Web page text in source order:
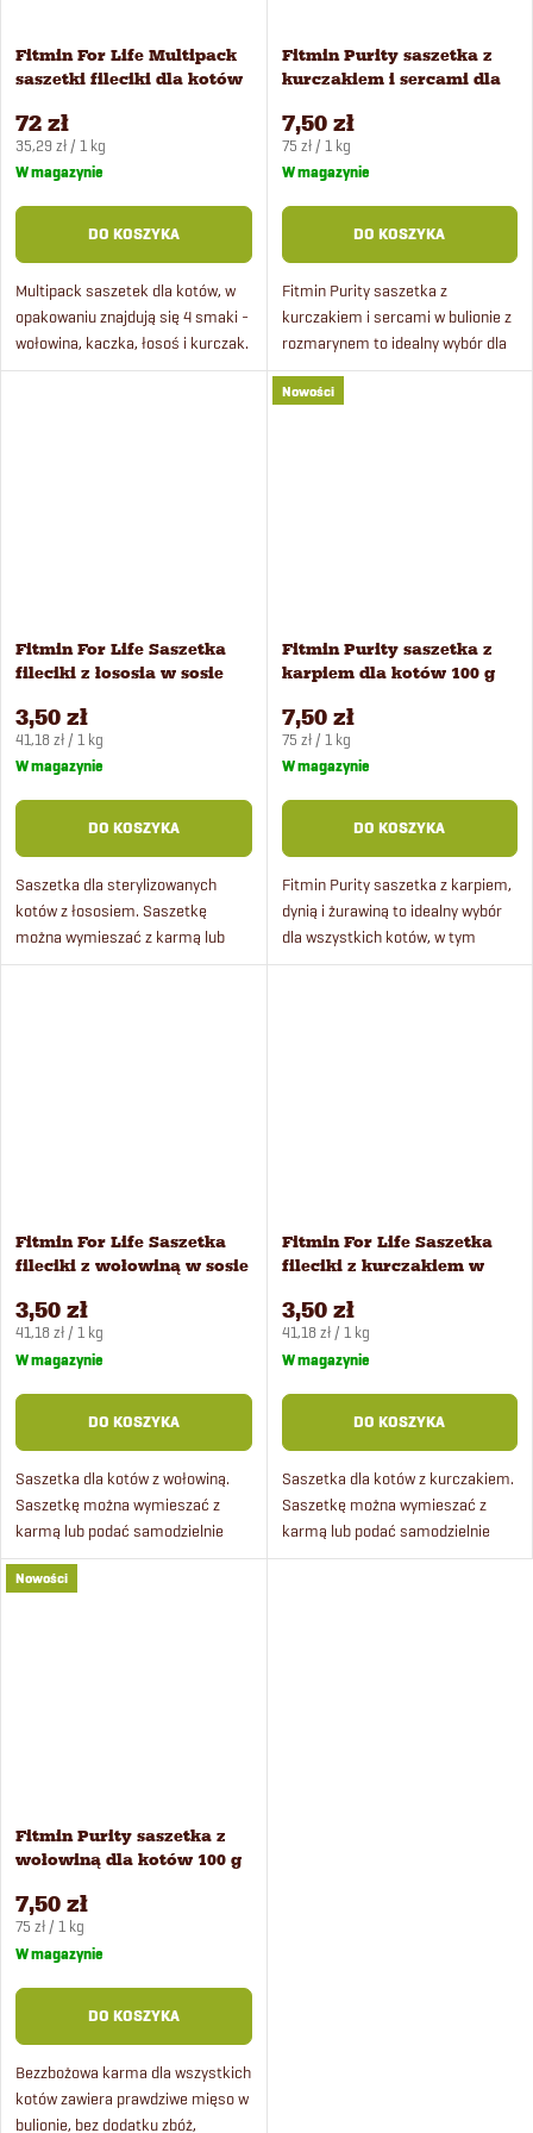
t
ó
w
Fitmin For Life Multipack
saszetki fileciki dla kotów
72 zł
Cena
jednostkowa:
35,29 zł / 1 kg
W magazynie
DO KOSZYKA
Multipack saszetek dla kotów, w
opakowaniu znajdują się 4 smaki -
wołowina, kaczka, łosoś i kurczak.
Każdy kot doceni soczyste
Fitmin Purity saszetka z
kurczakiem i sercami dla
7,50 zł
Cena
jednostkowa:
75 zł / 1 kg
W magazynie
DO KOSZYKA
Fitmin Purity saszetka z
kurczakiem i sercami w bulionie z
rozmarynem to idealny wybór dla
wszystkich kotów, w tym kociąt.
Te pyszne 100 g saszetki
Fitmin For Life Saszetka
fileciki z łososia w sosie
3,50 zł
Cena
jednostkowa:
41,18 zł / 1 kg
W magazynie
DO KOSZYKA
Saszetka dla sterylizowanych
kotów z łososiem. Saszetkę
można wymieszać z karmą lub
podać samodzielnie jako dodatek.
Nowości
Fitmin Purity saszetka z
karpiem dla kotów 100 g
7,50 zł
Cena
jednostkowa:
75 zł / 1 kg
W magazynie
DO KOSZYKA
Fitmin Purity saszetka z karpiem,
dynią i żurawiną to idealny wybór
dla wszystkich kotów, w tym
kociąt. Te pyszne 100 g saszetki
Fitmin For Life Saszetka
fileciki z wołowiną w sosie
3,50 zł
Cena
jednostkowa:
41,18 zł / 1 kg
W magazynie
DO KOSZYKA
Saszetka dla kotów z wołowiną.
Saszetkę można wymieszać z
karmą lub podać samodzielnie
jako dodatek. Saszetki dla kotów
zawierają aż 80% mięsa i taurynę
Fitmin For Life Saszetka
fileciki z kurczakiem w
3,50 zł
Cena
jednostkowa:
41,18 zł / 1 kg
W magazynie
DO KOSZYKA
Saszetka dla kotów z kurczakiem.
Saszetkę można wymieszać z
karmą lub podać samodzielnie
jako dodatek. Saszetki dla kotów
Nowości
Fitmin Purity saszetka z
wołowiną dla kotów 100 g
7,50 zł
Cena
jednostkowa:
75 zł / 1 kg
W magazynie
DO KOSZYKA
Bezzbożowa karma dla wszystkich
kotów zawiera prawdziwe mięso w
bulionie, bez dodatku zbóż,